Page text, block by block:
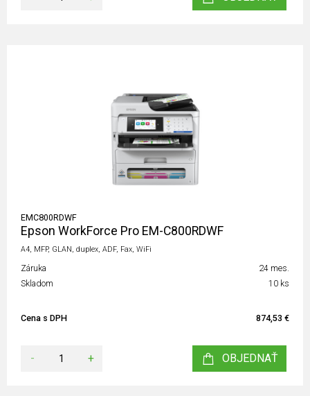
EMC800RDWF
Epson WorkForce Pro EM-C800RDWF
A4, MFP, GLAN, duplex, ADF, Fax, WiFi
Záruka
24 mes.
Skladom
10 ks
Cena s DPH 874,53 €
- + OBJEDNAŤ